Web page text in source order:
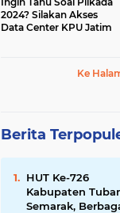
2024? Silakan Akses
Data Center KPU Jatim
Ke
Berita
HUT Ke-726
Kabupaten
Semarak,